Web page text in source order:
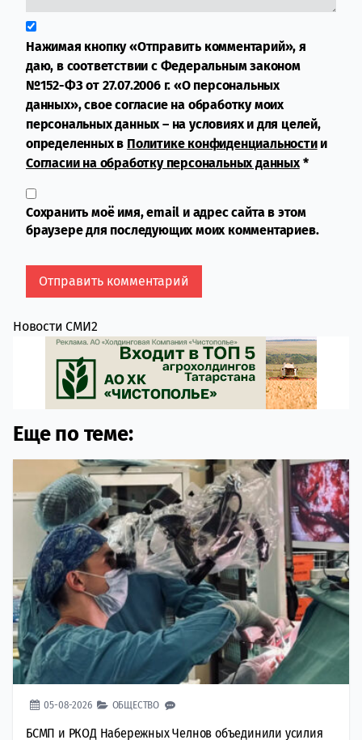
Нажимая кнопку «Отправить комментарий», я
даю, в соответствии с Федеральным законом
№152-ФЗ от 27.07.2006 г. «О персональных
данных», свое согласие на обработку моих
персональных данных – на условиях и для целей,
определенных в Политике конфиденциальностии
Согласии на обработку персональных данных*
Сохранить моё имя, email и адрес сайта в этом
браузере для последующих моих комментариев.
Новости СМИ2
Еще по теме:
05-08-2026 ОБЩЕСТВО
БСМП и РКОД Набережных Челнов объединили усилия